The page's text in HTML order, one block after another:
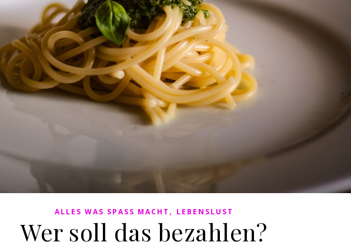
ALLES WAS SPASS MACHT , LEBENSLUST
Wer soll das bezahlen?